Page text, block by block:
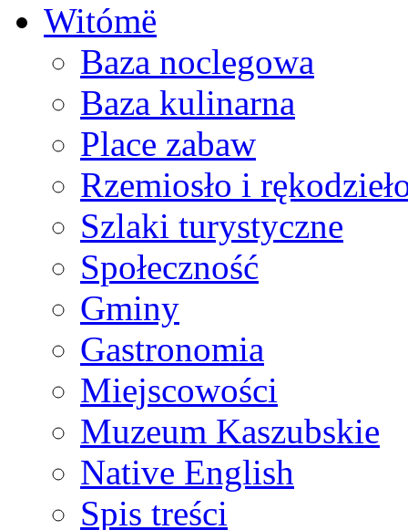
Witómë
Baza noclegowa
Baza kulinarna
Place zabaw
Rzemiosło i
Szlaki turystyczne
Społeczność
Gminy
Gastronomia
Miejscowości
Muzeum Kaszubskie
Native English
Spis treści